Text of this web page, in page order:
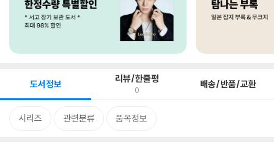
도서정보 리뷰/한줄평
0 배송/반품/교환
시리즈 관련분류 품목정보